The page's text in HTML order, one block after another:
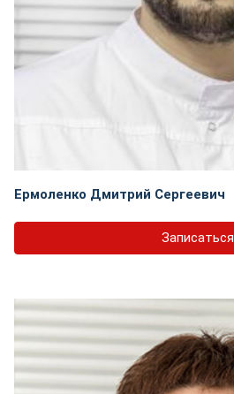
Ермоленко Дмитрий Сергеевич
Записаться